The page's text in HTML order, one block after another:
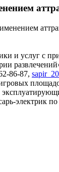
и услуг
86-87,
электрик